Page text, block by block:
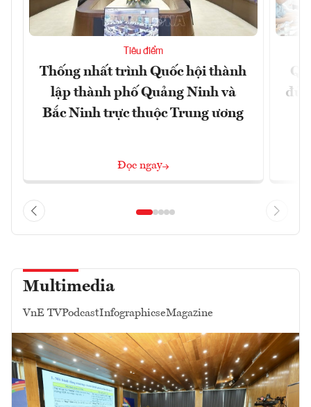
Tiêu điểm
Thống nhất trình Quốc hội thành
lập thành phố Quảng Ninh và
Bắc Ninh trực thuộc Trung ương
Đọc ngay
đủ
Multimedia
VnE TVPodcastInfographicseMagazine